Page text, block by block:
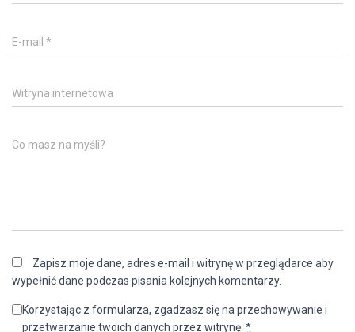
E-mail *
Witryna internetowa
Co masz na myśli?
Zapisz moje dane, adres e-mail i witrynę w przeglądarce aby
wypełnić dane podczas pisania kolejnych komentarzy.
Korzystając z formularza, zgadzasz się na przechowywanie i
przetwarzanie twoich danych przez witrynę. *